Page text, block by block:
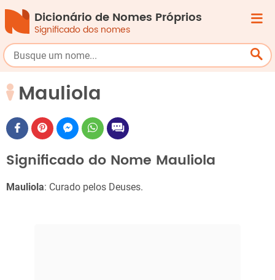
Dicionário de Nomes Próprios
Significado dos nomes
Mauliola
Significado do Nome Mauliola
Mauliola: Curado pelos Deuses.